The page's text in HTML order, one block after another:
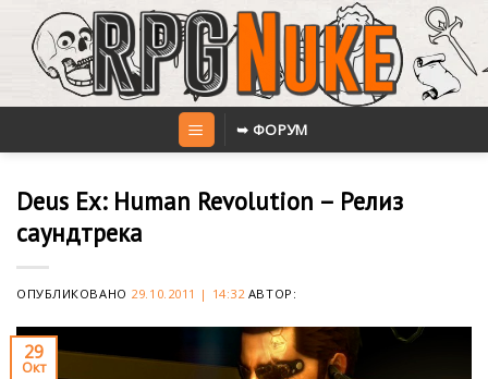
content
➥ ФОРУМ
Deus Ex: Human Revolution – Релиз
саундтрека
ОПУБЛИКОВАНО 29.10.2011 | 14:32АВТОР:
29
Окт